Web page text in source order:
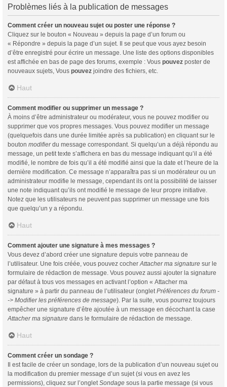
Problèmes liés à la publication de messages
Comment créer un nouveau sujet ou poster une réponse ?
Cliquez sur le bouton « Nouveau » depuis la page d’un forum ou
« Répondre » depuis la page d’un sujet. Il se peut que vous ayez besoin
d’être enregistré pour écrire un message. Une liste des options disponibles
est affichée en bas de page des forums, exemple : Vous pouvez poster de
nouveaux sujets, Vous pouvez joindre des fichiers, etc.
Haut
Comment modifier ou supprimer un message ?
À moins d’être administrateur ou modérateur, vous ne pouvez modifier ou
supprimer que vos propres messages. Vous pouvez modifier un message
(quelquefois dans une durée limitée après sa publication) en cliquant sur le
bouton modifierdu message correspondant. Si quelqu’un a déjà répondu au
message, un petit texte s’affichera en bas du message indiquant qu’il a été
modifié, le nombre de fois qu’il a été modifié ainsi que la date et l’heure de la
dernière modification. Ce message n’apparaîtra pas si un modérateur ou un
administrateur modifie le message, cependant ils ont la possibilité de laisser
une note indiquant qu’ils ont modifié le message de leur propre initiative.
Notez que les utilisateurs ne peuvent pas supprimer un message une fois
que quelqu’un y a répondu.
Haut
Comment ajouter une signature à mes messages ?
Vous devez d’abord créer une signature depuis votre panneau de
l’utilisateur. Une fois créée, vous pouvez cocher Attacher ma signature sur le
formulaire de rédaction de message. Vous pouvez aussi ajouter la signature
par défaut à tous vos messages en activant l’option « Attacher ma
signature » à partir du panneau de l’utilisateur (onglet Préférences du forum -
-> Modifier les préférences de message). Par la suite, vous pourrez toujours
empêcher une signature d’être ajoutée à un message en décochant la case
Attacher ma signature dans le formulaire de rédaction de message.
Haut
Comment créer un sondage ?
Il est facile de créer un sondage, lors de la publication d’un nouveau sujet ou
la modification du premier message d’un sujet (si vous en avez les
permissions), cliquez sur l’onglet Sondage sous la partie message (si vous